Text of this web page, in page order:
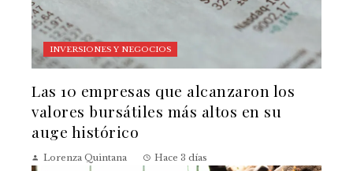
INVERSIONES Y NEGOCIOS
Las 10 empresas que alcanzaron los
valores bursátiles más altos en su
auge histórico
Lorenza Quintana Hace 3 días